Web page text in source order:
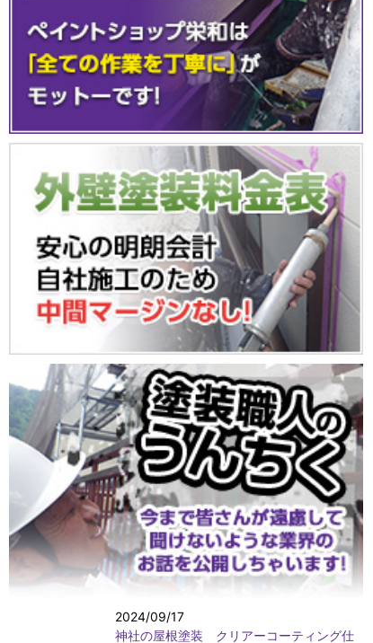
2024/09/17
神社の屋根塗装 クリアーコーティング仕